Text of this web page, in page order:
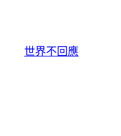
世界不回應